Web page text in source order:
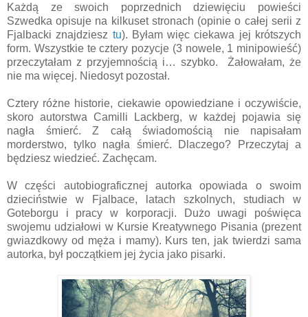
Każdą ze swoich poprzednich dziewięciu powieści
Szwedka opisuje na kilkuset stronach (opinie o całej serii z
Fjalbacki znajdziesz tu). Byłam więc ciekawa jej krótszych
form. Wszystkie te cztery pozycje (3 nowele, 1 minipowieść)
przeczytałam z przyjemnością i… szybko. Żałowałam, że
nie ma więcej. Niedosyt pozostał.
Cztery różne historie, ciekawie opowiedziane i oczywiście,
skoro autorstwa Camilli Lackberg, w każdej pojawia się
nagła śmierć. Z całą świadomością nie napisałam
morderstwo, tylko nagła śmierć. Dlaczego? Przeczytaj a
będziesz wiedzieć. Zachęcam.
W części autobiograficznej autorka opowiada o swoim
dzieciństwie w Fjalbace, latach szkolnych, studiach w
Goteborgu i pracy w korporacji. Dużo uwagi poświęca
swojemu udziałowi w Kursie Kreatywnego Pisania (prezent
gwiazdkowy od męża i mamy). Kurs ten, jak twierdzi sama
autorka, był początkiem jej życia jako pisarki.